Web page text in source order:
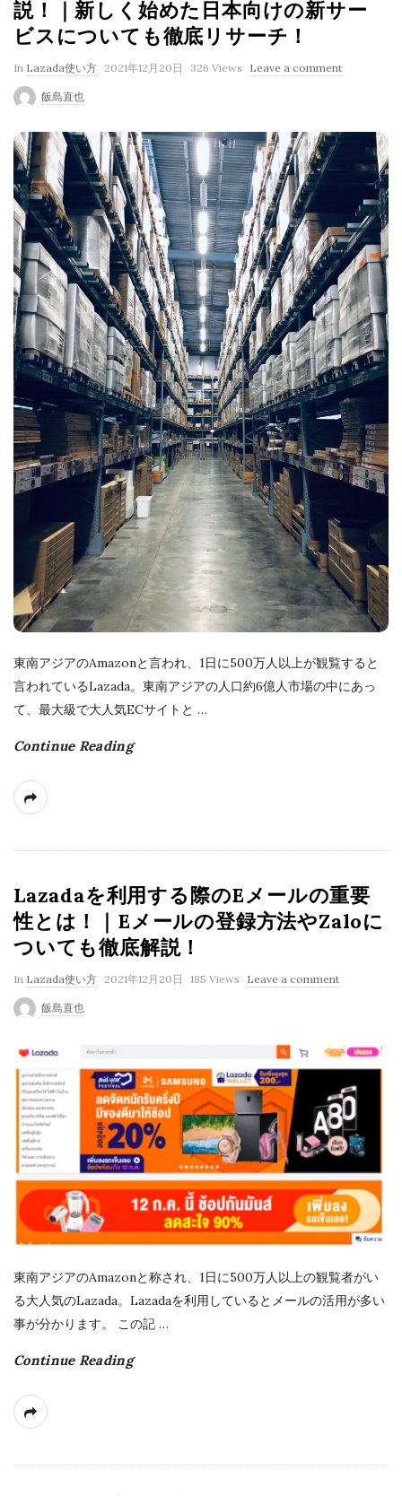
説！｜新しく始めた日本向けの新サー
ビスについても徹底リサーチ！
In Lazada使い方 P
l
s
h
D
a
t
e
2021年12月20日 326 Views Leave a comment
飯島直也
東南アジアのAmazonと言われ、1日に500万人以上が観覧すると
言われているLazada。東南アジアの人口約6億人市場の中にあっ
て、最大級で大人気ECサイトと …
Continue Reading
Lazadaを利用する際のEメールの重要
性とは！｜Eメールの登録方法やZaloに
ついても徹底解説！
In Lazada使い方 P
l
i
s
h
D
a
e
2021年12月20日 185 Views Leave a comment
飯島直也
東南アジアのAmazonと称され、1日に500万人以上の観覧者がい
る大人気のLazada。Lazadaを利用しているとメールの活用が多い
事が分かります。 この記 …
Continue Reading